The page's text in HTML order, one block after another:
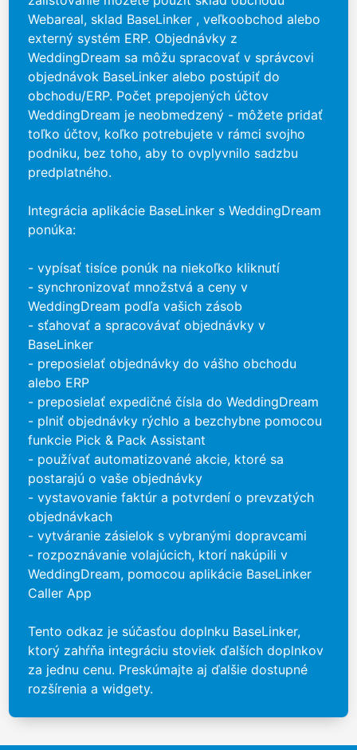
Webareal, sklad BaseLinker , veľkoobchod alebo
externý systém ERP. Objednávky z
WeddingDream sa môžu spracovať v správcovi
objednávok BaseLinker alebo postúpiť do
obchodu/ERP. Počet prepojených účtov
WeddingDream je neobmedzený - môžete pridať
toľko účtov, koľko potrebujete v rámci svojho
podniku, bez toho, aby to ovplyvnilo sadzbu
predplatného.
Integrácia aplikácie BaseLinker s WeddingDream
ponúka:
- vypísať tisíce ponúk na niekoľko kliknutí
- synchronizovať množstvá a ceny v
WeddingDream podľa vašich zásob
- sťahovať a spracovávať objednávky v
BaseLinker
- preposielať objednávky do vášho obchodu
alebo ERP
- preposielať expedičné čísla do WeddingDream
- plniť objednávky rýchlo a bezchybne pomocou
funkcie Pick & Pack Assistant
- používať automatizované akcie, ktoré sa
postarajú o vaše objednávky
- vystavovanie faktúr a potvrdení o prevzatých
objednávkach
- vytváranie zásielok s vybranými dopravcami
- rozpoznávanie volajúcich, ktorí nakúpili v
WeddingDream, pomocou aplikácie BaseLinker
Caller App
Tento odkaz je súčasťou doplnku BaseLinker,
ktorý zahŕňa integráciu stoviek ďalších doplnkov
za jednu cenu. Preskúmajte aj ďalšie dostupné
rozšírenia a widgety.